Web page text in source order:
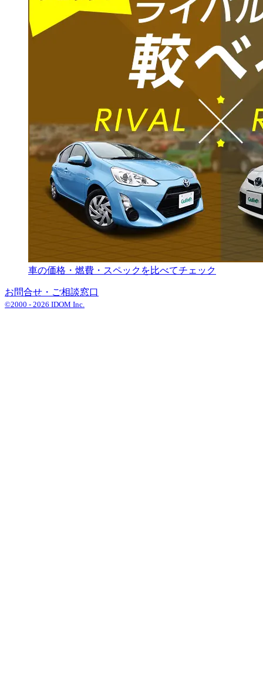
車の価格・燃費・スペックを比べてチェック
お問合せ・ご相談窓口
©2000 - 2026 IDOM Inc.